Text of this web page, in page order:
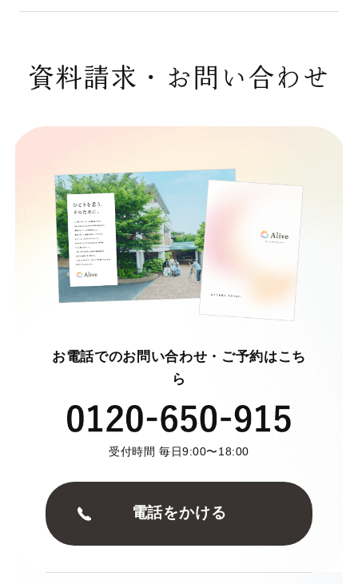
資料請求・お問い合わせ
お電話でのお問い合わせ・ご予約はこち
ら
受付時間 毎日9:00〜18:00
電話をかける